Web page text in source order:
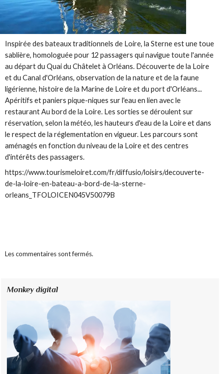
Inspirée des bateaux traditionnels de Loire, la Sterne est une toue
sablière, homologuée pour 12 passagers qui navigue toute l'année
au départ du Quai du Châtelet à Orléans. Découverte de la Loire
et du Canal d'Orléans, observation de la nature et de la faune
ligérienne, histoire de la Marine de Loire et du port d'Orléans...
Apéritifs et paniers pique-niques sur l'eau en lien avec le
restaurant Au bord de la Loire. Les sorties se déroulent sur
réservation, selon la météo, les hauteurs d'eau de la Loire et dans
le respect de la réglementation en vigueur. Les parcours sont
aménagés en fonction du niveau de la Loire et des centres
d'intérêts des passagers.
https://www.tourismeloiret.com/fr/diffusio/loisirs/decouverte-
de-la-loire-en-bateau-a-bord-de-la-sterne-
orleans_TFOLOICEN045V50079B
Les commentaires sont fermés.
Monkey digital